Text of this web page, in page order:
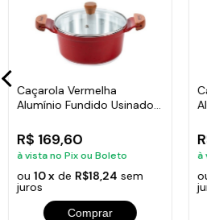
Largura: 26cm.
Peso: 2,10Kg.
Itens Inclusos:
01 Tampa de Vidro Temperado
Código:259-JAV
Caçarola Vermelha
Alumínio Fundido Usinado
R$ 169,60
à vista no Pix ou Boleto
ou 10 xde R$18,24 sem
juros
Comprar
à